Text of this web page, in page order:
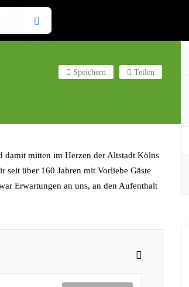
Teilen
Speichern
damit mitten im Herzen der Altstadt Kölns
seit über 160 Jahren mit Vorliebe Gäste
Erwartungen an uns, an den Aufenthalt